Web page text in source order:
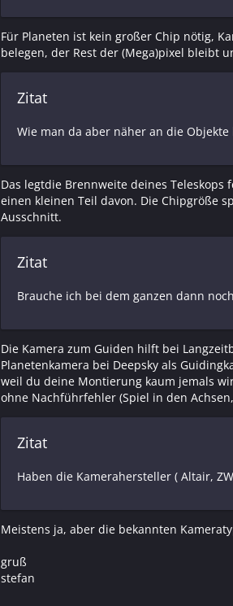
Für Planeten ist kein großer Chip nötig,
belegen, der Rest der (Mega)pixel bleibt
Zitat
Wie man da aber näher an die
Das legtdie Brennweite deines
einen kleinen Teil davon. Die Chipgröße
Ausschnitt.
Zitat
Brauche ich bei dem ganzen dann
Die Kamera zum Guiden hilft bei
Planetenkamera bei Deepsky als
weil du deine Montierung kaum jemals
ohne Nachführfehler (Spiel in den
Zitat
Haben die Kamerahersteller ( Altair,
Meistens ja, aber die bekannten
gruß
stefan